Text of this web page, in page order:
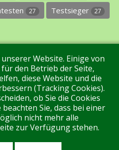
27 Testsieger 27
Über uns Kontakt
Login
Website. Einige von
den Betrieb der Seite,
diese Website und die
(Tracking Cookies).
ob Sie die Cookies
Sie, dass bei einer
nicht mehr alle
zur Verfügung stehen.